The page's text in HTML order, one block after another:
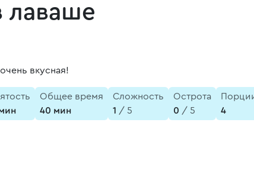
лаваше
вкусная!
Общее время
40 мин
Сложность
1 / 5
Острота
0 / 5
4